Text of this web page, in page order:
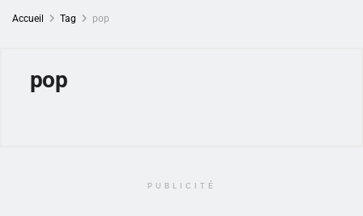
Accueil Tag pop
pop
PUBLICITÉ